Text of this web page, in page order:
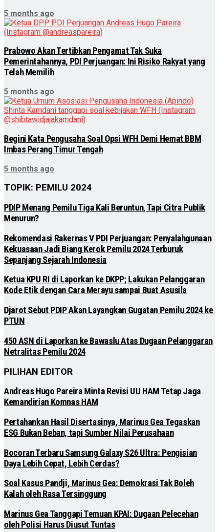
5 months ago
Prabowo Akan Tertibkan Pengamat Tak Suka
Pemerintahannya, PDI Perjuangan: Ini Risiko Rakyat yang
Telah Memilih
5 months ago
Begini Kata Pengusaha Soal Opsi WFH Demi Hemat BBM
Imbas Perang Timur Tengah
5 months ago
TOPIK: PEMILU 2024
PDIP Menang Pemilu Tiga Kali Beruntun, Tapi Citra Publik
Menurun?
Rekomendasi Rakernas V PDI Perjuangan: Penyalahgunaan
Kekuasaan Jadi Biang Kerok Pemilu 2024 Terburuk
Sepanjang Sejarah Indonesia
Ketua KPU RI di Laporkan ke DKPP; Lakukan Pelanggaran
Kode Etik dengan Cara Merayu sampai Buat Asusila
Djarot Sebut PDIP Akan Layangkan Gugatan Pemilu 2024 ke
PTUN
450 ASN di Laporkan ke Bawaslu Atas Dugaan Pelanggaran
Netralitas Pemilu 2024
PILIHAN EDITOR
Andreas Hugo Pareira Minta Revisi UU HAM Tetap Jaga
Kemandirian Komnas HAM
Pertahankan Hasil Disertasinya, Marinus Gea Tegaskan
ESG Bukan Beban, tapi Sumber Nilai Perusahaan
Bocoran Terbaru Samsung Galaxy S26 Ultra: Pengisian
Daya Lebih Cepat, Lebih Cerdas?
Soal Kasus Pandji, Marinus Gea: Demokrasi Tak Boleh
Kalah oleh Rasa Tersinggung
Marinus Gea Tanggapi Temuan KPAI: Dugaan Pelecehan
oleh Polisi Harus Diusut Tuntas